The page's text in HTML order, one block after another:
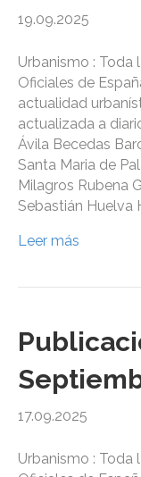
19.09.2025
Urbanismo : Toda
Oficiales de
actualidad
actualizada a
Ávila Becedas
Santa Maria de
Milagros Rubena
Sebastián Huelva
Leer más
17.09.2025
Urbanismo : Toda